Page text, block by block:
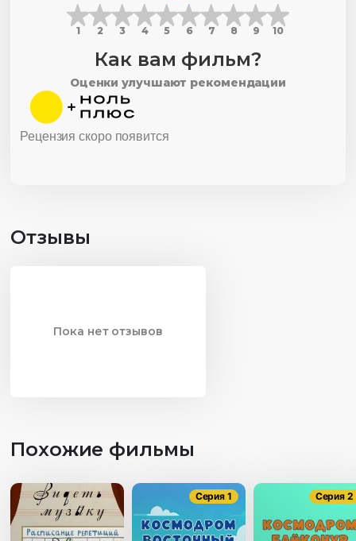
1 2 3 4 5 6 7 8 9 10
Как вам фильм?
Оценки улучшают рекомендации
Рецензия скоро появится
Отзывы
Пока нет отзывов
Похожие фильмы
Серия 1 Серия 2